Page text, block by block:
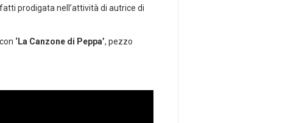
prodigata nell’attività di autrice di
‘La Canzone di Peppa’, pezzo